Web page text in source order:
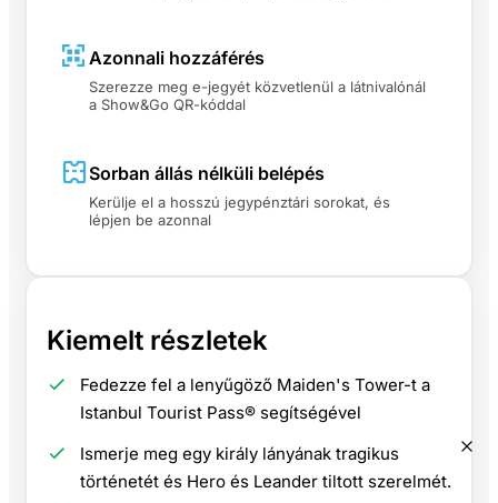
Azonnali hozzáférés
Szerezze meg e-jegyét közvetlenül a látnivalónál
a Show&Go QR-kóddal
Sorban állás nélküli belépés
Kerülje el a hosszú jegypénztári sorokat, és
lépjen be azonnal
Kiemelt részletek
Fedezze fel a lenyűgöző Maiden's Tower-t a
Istanbul Tourist Pass® segítségével
Ismerje meg egy király lányának tragikus
történetét és Hero és Leander tiltott szerelmét.